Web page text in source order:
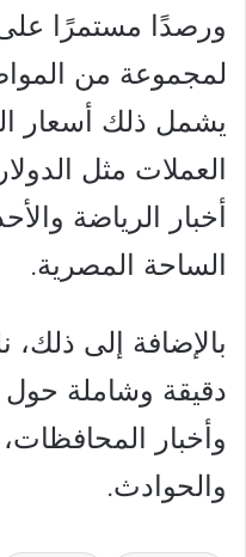
لمجموعة من
يشمل ذلك أسعار
العملات مثل
أخبار الرياضة
الساحة المصرية.
بالإضافة إلى ذلك،
دقيقة وشاملة حول
وأخبار المحافظات،
والحوادث.